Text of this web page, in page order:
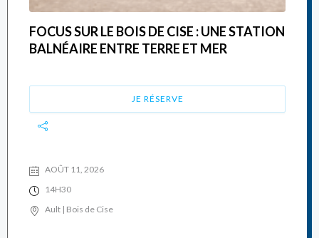
FOCUS SUR LE BOIS DE CISE : UNE STATION
BALNÉAIRE ENTRE TERRE ET MER
JE RÉSERVE
AOÛT 11, 2026
14H30
Ault | Bois de Cise